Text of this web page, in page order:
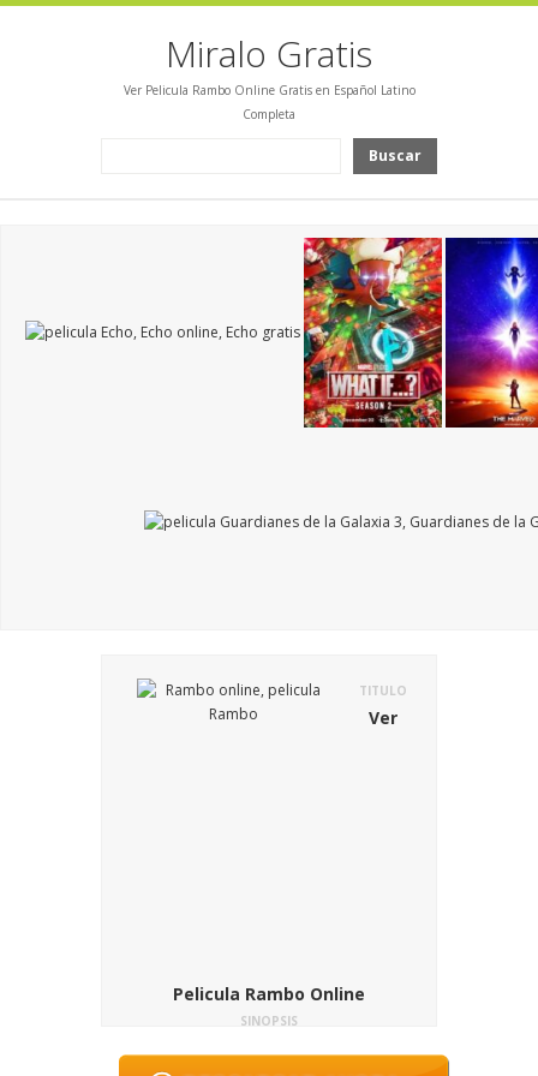
Miralo Gratis
Ver Pelicula Rambo Online Gratis en Español Latino
Completa
Buscar
TITULO
Ver
Pelicula Rambo Online
SINOPSIS
que le está costando mucho reintegrarse